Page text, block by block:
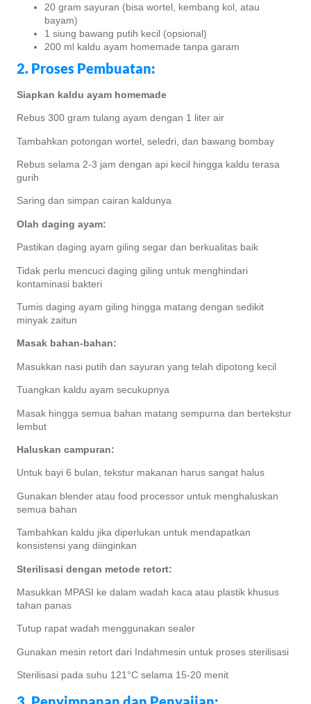
20 gram sayuran (bisa wortel, kembang kol, atau
bayam)
1 siung bawang putih kecil (opsional)
200 ml kaldu ayam homemade tanpa garam
2. Proses Pembuatan:
Siapkan kaldu ayam homemade
Rebus 300 gram tulang ayam dengan 1 liter air
Tambahkan potongan wortel, seledri, dan bawang bombay
Rebus selama 2-3 jam dengan api kecil hingga kaldu terasa
gurih
Saring dan simpan cairan kaldunya
Olah daging ayam:
Pastikan daging ayam giling segar dan berkualitas baik
Tidak perlu mencuci daging giling untuk menghindari
kontaminasi bakteri
Tumis daging ayam giling hingga matang dengan sedikit
minyak zaitun
Masak bahan-bahan:
Masukkan nasi putih dan sayuran yang telah dipotong kecil
Tuangkan kaldu ayam secukupnya
Masak hingga semua bahan matang sempurna dan bertekstur
lembut
Haluskan campuran:
Untuk bayi 6 bulan, tekstur makanan harus sangat halus
Gunakan blender atau food processor untuk menghaluskan
semua bahan
Tambahkan kaldu jika diperlukan untuk mendapatkan
konsistensi yang diinginkan
Sterilisasi dengan metode retort:
Masukkan MPASI ke dalam wadah kaca atau plastik khusus
tahan panas
Tutup rapat wadah menggunakan sealer
Gunakan mesin retort dari Indahmesin untuk proses sterilisasi
Sterilisasi pada suhu 121°C selama 15-20 menit